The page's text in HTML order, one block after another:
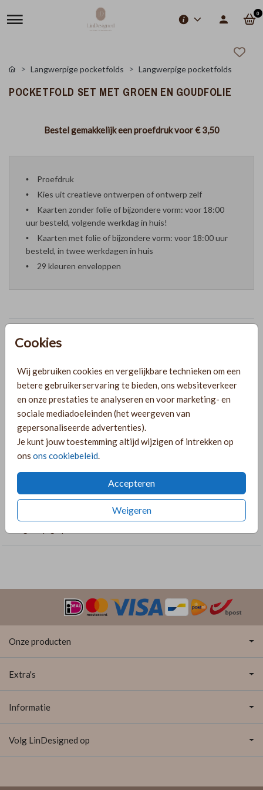
0
Cookies
Wij gebruiken cookies en vergelijkbare technieken om een
betere gebruikerservaring te bieden, ons websiteverkeer
en onze prestaties te analyseren en voor marketing- en
sociale mediadoeleinden (het weergeven van
gepersonaliseerde advertenties).
Je kunt jouw toestemming altijd wijzigen of intrekken op
ons ons cookiebeleid.
Accepteren
Weigeren
Langwerpige pocketfolds Langwerpige pocketfolds
POCKETFOLD SET MET GROEN EN GOUDFOLIE
Bestel gemakkelijk een proefdruk voor€ 3,50
Proefdruk
Kies uit creatieve ontwerpen of ontwerp zelf
Kaarten zonder folie of bijzondere vorm: voor 18:00
uur besteld, volgende werkdag in huis!
Kaarten met folie of bijzondere vorm: voor 18:00 uur
besteld, in twee werkdagen in huis
29 kleuren enveloppen
Formaten en prijzen
PRODUCTINFORMATIE
OMSCHRIJVING
Groene Italiaanse stijl pocketfold set. Deze set met
meerdere kaarten is voorzien van frisse kleuren zoals
aanpassen! Mooie kaart in Italiaanse stijl met citroenen.
Onze producten
Extra's
Informatie
Volg LinDesigned op